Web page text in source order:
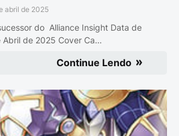
abril de 2025
do Alliance Insight Data de
de 2025 Cover Ca…
Continue Lendo